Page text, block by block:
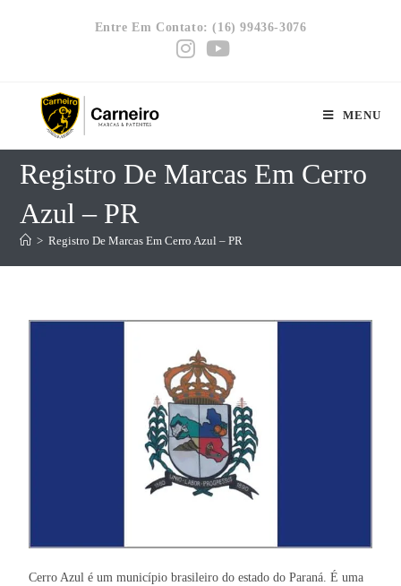
Entre Em Contato: (16) 99436-3076
MENU
Registro De Marcas Em Cerro
Azul – PR
> Registro De Marcas Em Cerro Azul – PR
Cerro Azul é um município brasileiro do estado do Paraná. É uma